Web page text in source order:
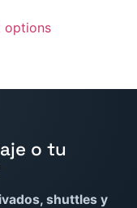
options
o tu
shuttles y